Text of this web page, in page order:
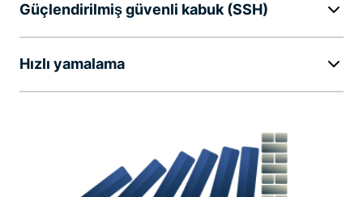
Güçlendirilmiş güvenli kabuk (SSH)
Hızlı yamalama